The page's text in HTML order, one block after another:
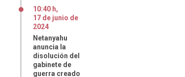
10:40 h,
17 de junio de
2024
Netanyahu
anuncia la
disolución del
gabinete de
guerra creado